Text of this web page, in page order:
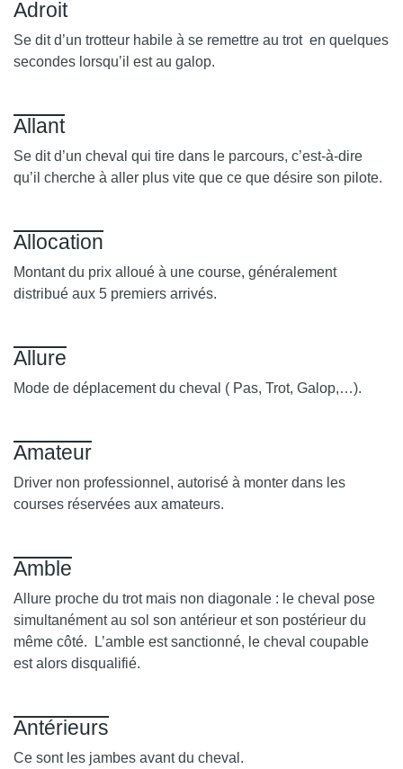
Adroit
Se dit d’un trotteur habile à se remettre au trot en quelques
secondes lorsqu’il est au galop.
Allant
Se dit d’un cheval qui tire dans le parcours, c’est-à-dire
qu’il cherche à aller plus vite que ce que désire son pilote.
Allocation
Montant du prix alloué à une course, généralement
distribué aux 5 premiers arrivés.
Allure
Mode de déplacement du cheval ( Pas, Trot, Galop,…).
Amateur
Driver non professionnel, autorisé à monter dans les
courses réservées aux amateurs.
Amble
Allure proche du trot mais non diagonale : le cheval pose
simultanément au sol son antérieur et son postérieur du
même côté. L’amble est sanctionné, le cheval coupable
est alors disqualifié.
Antérieurs
Ce sont les jambes avant du cheval.